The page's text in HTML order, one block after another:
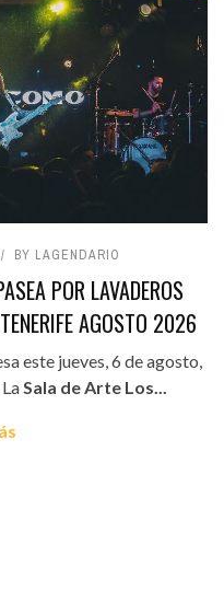
BY LAGENDARIO
POR LAVADEROS
AGOSTO 2026
este jueves, 6 de agosto,
LaSala de Arte Los...